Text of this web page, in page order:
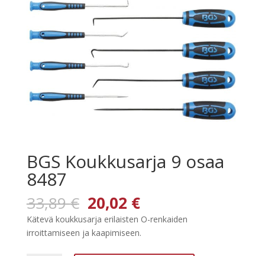
BGS Koukkusarja 9 osaa
8487
33,89€ Alkuperäinen
hinta
oli:
33,89 €.
20,02 €Nykyinen
hinta
on:
20,02 €.
Kätevä koukkusarja erilaisten O-renkaiden
irroittamiseen ja kaapimiseen.